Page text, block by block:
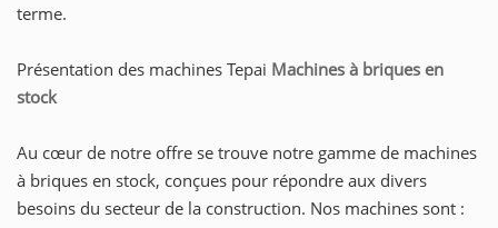
terme.
Présentation des machines Tepai Machines à briques en
stock
Au cœur de notre offre se trouve notre gamme de machines
à briques en stock, conçues pour répondre aux divers
besoins du secteur de la construction. Nos machines sont :